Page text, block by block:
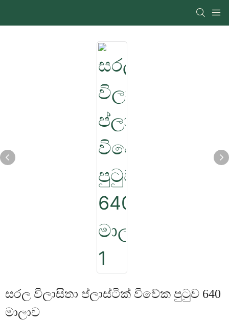
සරල විලාසිතා ප්ලාස්ටික් විවේක පුටුව 640
මාලාව